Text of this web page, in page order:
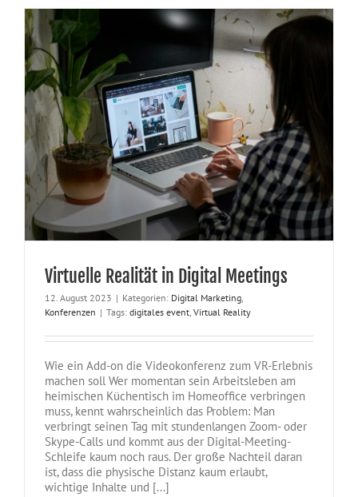
Virtuelle Realität in Digital Meetings
12. August 2023 | Kategorien: Digital Marketing
Konferenzen | Tags: digitales event Virtual Reality
Wie ein Add-on die Videokonferenz zum VR-Erlebnis
machen soll Wer momentan sein Arbeitsleben am
heimischen Küchentisch im Homeoffice verbringen
muss, kennt wahrscheinlich das Problem: Man
verbringt seinen Tag mit stundenlangen Zoom- oder
Skype-Calls und kommt aus der Digital-Meeting-
Schleife kaum noch raus. Der große Nachteil daran
ist, dass die physische Distanz kaum erlaubt,
wichtige Inhalte und [...]